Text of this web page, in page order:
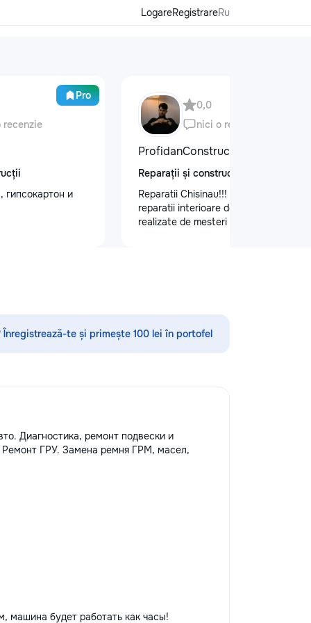
LogareRegistrareRu
Pro
recenzie
и
0,0
nici o recenzie
ProfidanConstruct
Reparații și construcții
Reparatii Chisinau!!! Oferim servicii de
reparatii interioare de calitate,
realizate de mesteri cu experienta.
Înregistrează-te și primește 100 lei în portofel
Диагностика, ремонт подвески и
ГРУ. Замена ремня ГРМ, масел,
машина будет работать как часы!